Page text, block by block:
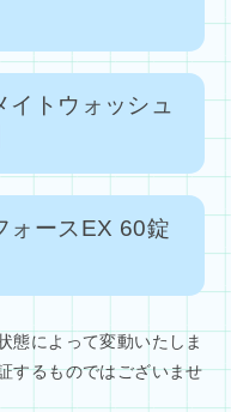
イトウォッシュ
ォースEX 60錠
態によって変動いたしま
するものではございませ